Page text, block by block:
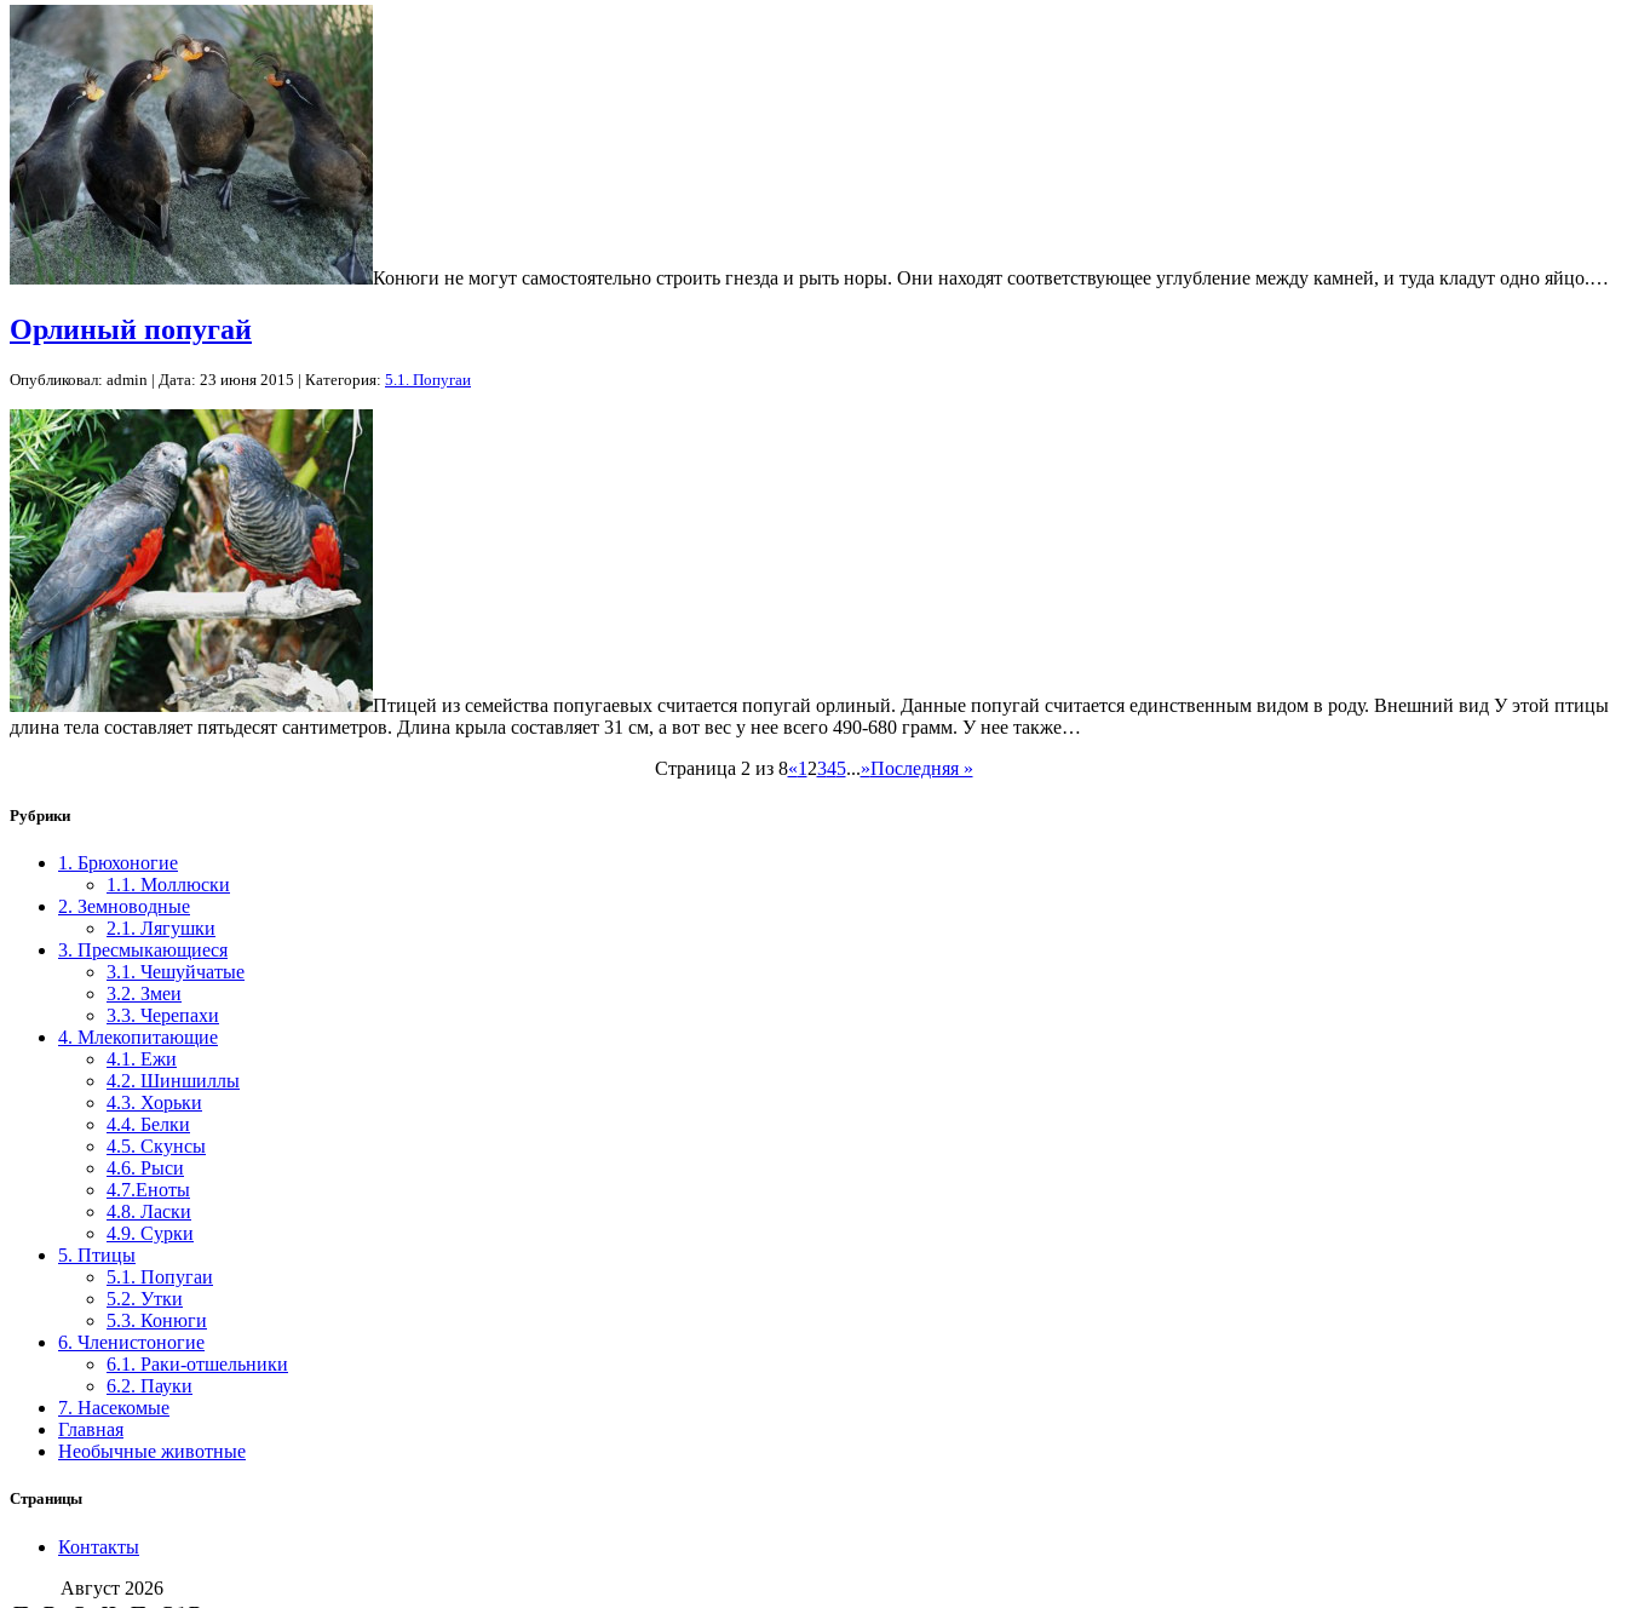
Конюги не могут самостоятельно строить гнезда и рыть норы. Они находят соответствующее углубление между камней, и туда кладут одно яйцо.…
Орлиный попугай
Опубликовал: admin | Дата: 23 июня 2015 | Категория: 5.1. Попугаи
Птицей из семейства попугаевых считается попугай орлиный. Данные попугай считается единственным видом в роду. Внешний вид У этой птицы
длина тела составляет пятьдесят сантиметров. Длина крыла составляет 31 см, а вот вес у нее всего 490-680 грамм. У нее также…
Страница 2 из 8«1 2345...»Последняя »
Рубрики
1. Брюхоногие
1.1. Моллюски
2. Земноводные
2.1. Лягушки
3. Пресмыкающиеся
3.1. Чешуйчатые
3.2. Змеи
3.3. Черепахи
4. Млекопитающие
4.1. Ежи
4.2. Шиншиллы
4.3. Хорьки
4.4. Белки
4.5. Скунсы
4.6. Рыси
4.7.Еноты
4.8. Ласки
4.9. Сурки
5. Птицы
5.1. Попугаи
5.2. Утки
5.3. Конюги
6. Членистоногие
6.1. Раки-отшельники
6.2. Пауки
7. Насекомые
Главная
Необычные животные
Страницы
Контакты
Август 2026